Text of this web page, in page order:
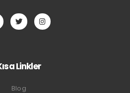
Linkler
Blog